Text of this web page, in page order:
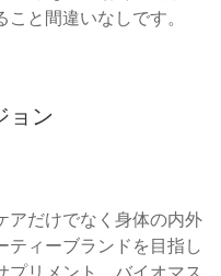
と間違いなしです。
ョン
アだけでなく身体の内外
ティーブランドを目指し
プリメント、バイオマス